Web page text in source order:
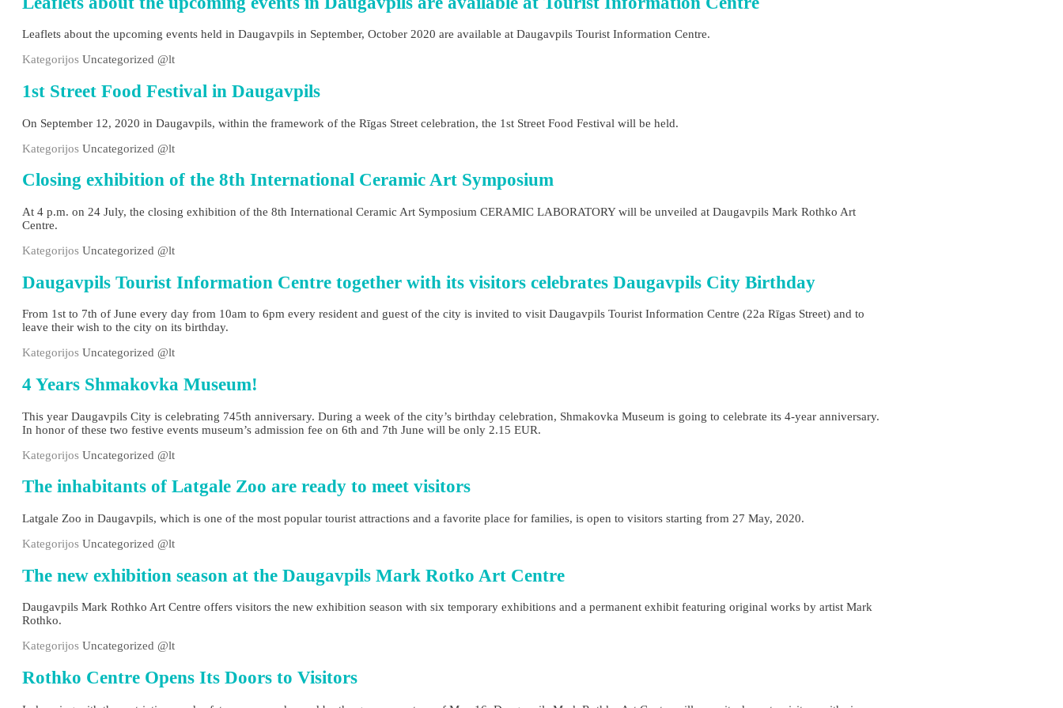
Leaflets about the upcoming events held in Daugavpils in September, October 2020 are available at Daugavpils Tourist Information Centre.
Kategorijos Uncategorized @lt
1st Street Food Festival in Daugavpils
On September 12, 2020 in Daugavpils, within the framework of the Rīgas Street celebration, the 1st Street Food Festival will be held.
Kategorijos Uncategorized @lt
Closing exhibition of the 8th International Ceramic Art Symposium
At 4 p.m. on 24 July, the closing exhibition of the 8th International Ceramic Art Symposium CERAMIC LABORATORY will be unveiled at Daugavpils Mark Rothko Art
Centre.
Kategorijos Uncategorized @lt
Daugavpils Tourist Information Centre together with its visitors celebrates Daugavpils City Birthday
From 1st to 7th of June every day from 10am to 6pm every resident and guest of the city is invited to visit Daugavpils Tourist Information Centre (22a Rīgas Street) and to
leave their wish to the city on its birthday.
Kategorijos Uncategorized @lt
4 Years Shmakovka Museum!
This year Daugavpils City is celebrating 745th anniversary. During a week of the city’s birthday celebration, Shmakovka Museum is going to celebrate its 4-year anniversary.
In honor of these two festive events museum’s admission fee on 6th and 7th June will be only 2.15 EUR.
Kategorijos Uncategorized @lt
The inhabitants of Latgale Zoo are ready to meet visitors
Latgale Zoo in Daugavpils, which is one of the most popular tourist attractions and a favorite place for families, is open to visitors starting from 27 May, 2020.
Kategorijos Uncategorized @lt
The new exhibition season at the Daugavpils Mark Rotko Art Centre
Daugavpils Mark Rothko Art Centre offers visitors the new exhibition season with six temporary exhibitions and a permanent exhibit featuring original works by artist Mark
Rothko.
Kategorijos Uncategorized @lt
Rothko Centre Opens Its Doors to Visitors